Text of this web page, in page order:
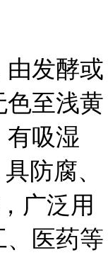
发酵或
至浅黄
吸湿
防腐、
广泛用
医药等